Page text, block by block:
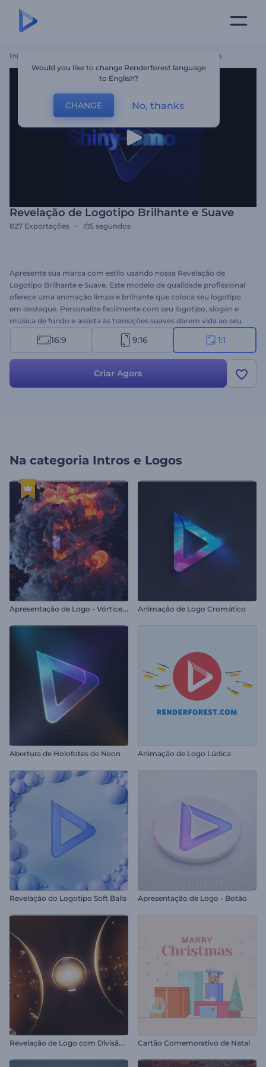
Início Revelação De Logotipo Brilhante E Suave
Revelação de Logotipo Brilhante e Suave
827 Exportações 5 segundos
Apresente sua marca com estilo usando nossa Revelação de
Logotipo Brilhante e Suave. Este modelo de qualidade profissional
oferece uma animação limpa e brilhante que coloca seu logotipo
em destaque. Personalize facilmente com seu logotipo, slogan e
música de fundo e assista às transições suaves darem vida ao seu
logotipo. Ideal para campanhas de marketing, introduções de
vídeo, branding da empresa, aberturas de apresentações e muito
16:9 9:16 1:1
Criar Agora
Na categoria Intros e Logos
A
presentação de Logo - Vórtice de Fogo Animação de Logo Cromático
Abertura de Holofotes de Neon Animação de Logo Lúdica
Revelação do Logotipo Soft Balls Apresentação de Logo - Botão
R
evelação de Logo com Divisão em Bolhas Cartão Comemorativo de Natal
Would you like to change Renderforest language
to English?
CHANGE No, thanks